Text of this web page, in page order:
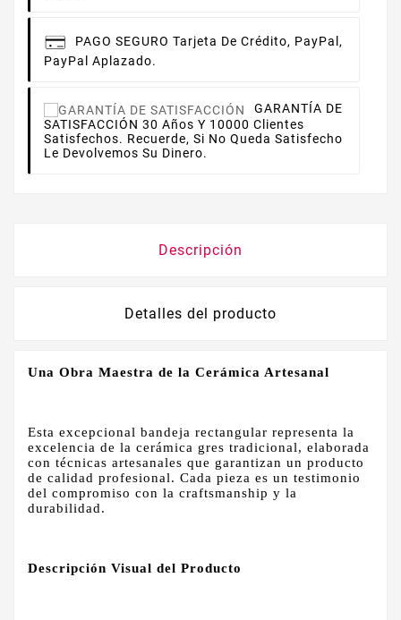
PAGO SEGURO Tarjeta De Crédito, PayPal,
PayPal Aplazado.
GARANTÍA DE
SATISFACCIÓN 30 Años Y 10000 Clientes
Satisfechos. Recuerde, Si No Queda Satisfecho
Le Devolvemos Su Dinero.
Descripción
Detalles del producto
Una Obra Maestra de la Cerámica Artesanal
Esta excepcional bandeja rectangular representa la
excelencia de la cerámica gres tradicional, elaborada
con técnicas artesanales que garantizan un producto
de calidad profesional. Cada pieza es un testimonio
del compromiso con la craftsmanship y la
durabilidad.
Descripción Visual del Producto